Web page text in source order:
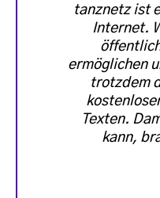
tanznetz ist
Internet.
ermöglichen
trotzdem
Texten.
kann,